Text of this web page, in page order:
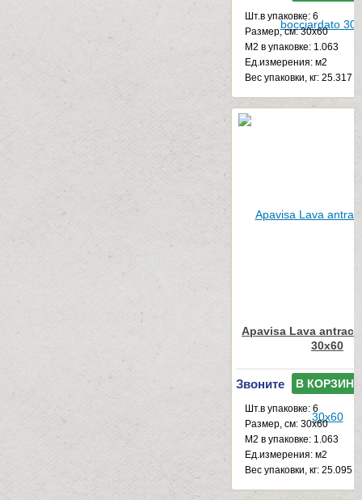
Шт.в упаковке: 6
Размер, см: 30x60
М2 в упаковке: 1.063
Ед.измерения: м2
Веc упаковки, кг: 25.317
Apavisa Lava
30x60
Звоните В КОРЗИНУ
Шт.в упаковке: 6
Размер, см: 30x60
М2 в упаковке: 1.063
Ед.измерения: м2
Веc упаковки, кг: 25.095